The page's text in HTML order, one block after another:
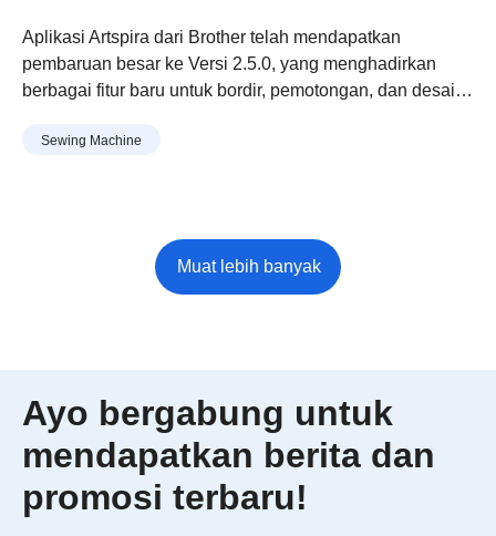
Aplikasi Artspira dari Brother telah mendapatkan
pembaruan besar ke Versi 2.5.0, yang menghadirkan
berbagai fitur baru untuk bordir, pemotongan, dan desain
pengguna di Asia.
Sewing Machine
Ayo bergabung untuk
mendapatkan berita dan
promosi terbaru!